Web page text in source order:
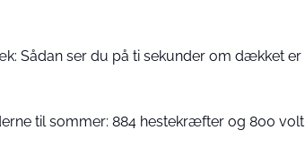
Sådan ser du på ti sekunder om dækket er
til sommer: 884 hestekræfter og 800 volt